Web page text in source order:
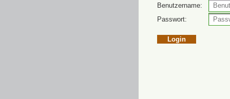
Benutzername:
Passwort: